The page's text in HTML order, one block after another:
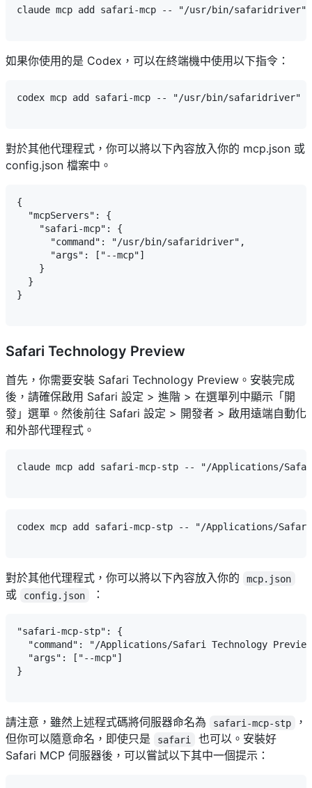
claude mcp add safari-mcp -- "/usr/bin/safaridriver"
如果你使用的是 Codex，可以在終端機中使用以下指令：
codex mcp add safari-mcp -- "/usr/bin/safaridriver"
對於其他代理程式，你可以將以下內容放入你的 mcp.json 或
config.json 檔案中。
{
  "mcpServers": {
    "safari-mcp": {
      "command": "/usr/bin/safaridriver",
      "args": ["--mcp"]
    }
  }
}
Safari Technology Preview
首先，你需要安裝 Safari Technology Preview。安裝完成
後，請確保啟用 Safari 設定 > 進階 > 在選單列中顯示「開
發」選單。然後前往 Safari 設定 > 開發者 > 啟用遠端自動化
和外部代理程式。
claude mcp add safari-mcp-stp -- "/Applications/
codex mcp add safari-mcp-stp -- "/Applications/Safari
對於其他代理程式，你可以將以下內容放入你的 mcp.json
或 config.json ：
"safari-mcp-stp": {
"command": "/Applications/Safari Technology
  "args": ["--mcp"]
}
請注意，雖然上述程式碼將伺服器命名為 safari-mcp-stp
，
但你可以隨意命名，即使只是
safari
也可以。安裝好
Safari MCP 伺服器後，可以嘗試以下其中一個提示：